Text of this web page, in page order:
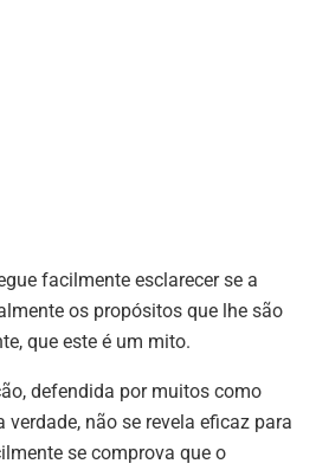
facilmente esclarecer se a
os propósitos que lhe são
que este é um mito.
defendida por muitos como
verdade, não se revela eficaz para
se comprova que o